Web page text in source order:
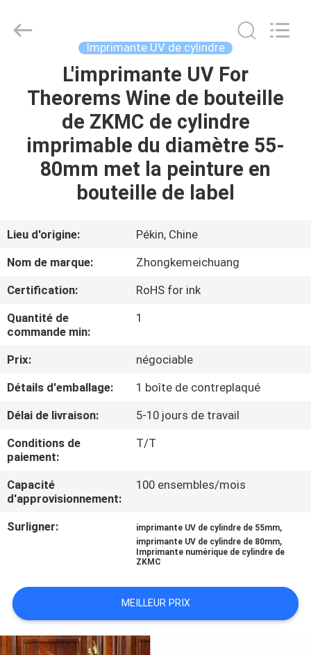
MAISON
PRODUITS
NOUS
D'USINE
DE
QUALITÉ
CONTACTEZ-
NOUS
NOUVELLES
DEMANDEZ
UNE
CITATION
And
Technology
Imprimante UV de cylindre
L'imprimante UV For
Theorems Wine de bouteille
de ZKMC de cylindre
imprimable du diamètre 55-
80mm met la peinture en
bouteille de label
Lieu d'origine:
Pékin, Chine
Nom de marque:
Zhongkemeichuang
Certification:
RoHS for ink
Quantité de
commande min:
1
Prix:
négociable
Détails d'emballage:
1 boîte de contreplaqué
Délai de livraison:
5-10 jours de travail
Conditions de
paiement:
T/T
Capacité
d'approvisionnement:
100 ensembles/mois
Surligner: imprimante UV de cylindre de 55mm,
imprimante UV de cylindre de 80mm,
Imprimante numérique de cylindre de
ZKMC
MEILLEUR PRIX